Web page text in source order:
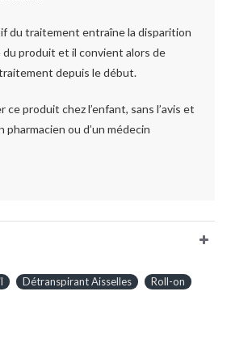
du traitement entraîne la disparition
du produit et il convient alors de
depuis le début.
ce produit chez l’enfant, sans l’avis et
pharmacien ou d’un médecin
Détranspirant Aisselles Roll-on